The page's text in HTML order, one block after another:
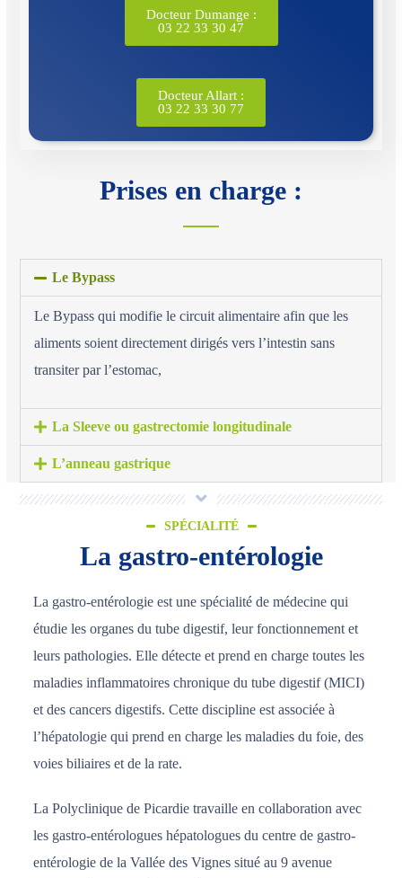
Docteur Dumange :
03 22 33 30 47
Docteur Allart :
03 22 33 30 77
Prises en charge :
Le Bypass
Le Bypass qui modifie le circuit alimentaire afin que les
aliments soient directement dirigés vers l’intestin sans
transiter par l’estomac,
La Sleeve ou gastrectomie longitudinale
L’anneau gastrique
SPÉCIALITÉ
La gastro-entérologie
La gastro-entérologie est une spécialité de médecine qui
étudie les organes du tube digestif, leur fonctionnement et
leurs pathologies. Elle détecte et prend en charge toutes les
maladies inflammatoires chronique du tube digestif (MICI)
et des cancers digestifs. Cette discipline est associée à
l’hépatologie qui prend en charge les maladies du foie, des
voies biliaires et de la rate.
La Polyclinique de Picardie travaille en collaboration avec
les gastro-entérologues hépatologues du centre de gastro-
entérologie de la Vallée des Vignes situé au 9 avenue